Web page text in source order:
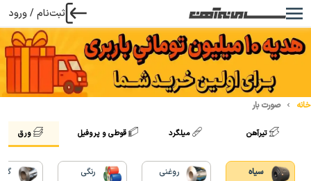
ثبت‌نام / ورود
خانه صورت بار
تیرآهن میلگرد قوطی و پروفیل ورق
سیاه روغنی رنگی